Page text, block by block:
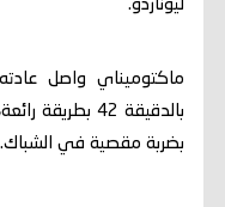
ليوناردو.
ماكتوميناي واصل
بالدقيقة 42
بضربة مقصية في الشباك.